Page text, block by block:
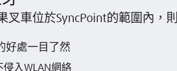
叉車位於SyncPoint的範圍內，
好處一目了然
侵入WLAN網絡